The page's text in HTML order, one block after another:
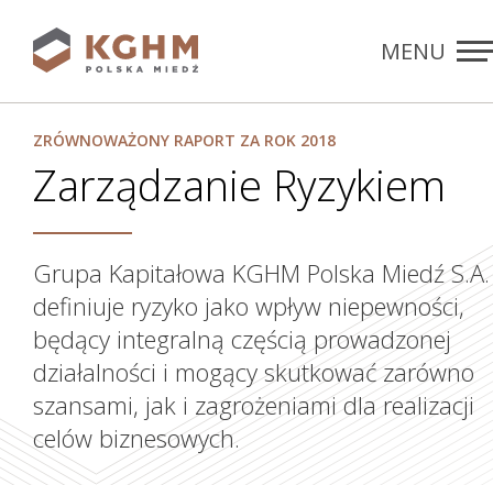
Rozdziały MENU
ZRÓWNOWAŻONY RAPORT ZA ROK 2018
Zarządzanie Ryzykiem
Grupa Kapitałowa KGHM Polska Miedź S.A.
definiuje ryzyko jako wpływ niepewności,
będący integralną częścią prowadzonej
działalności i mogący skutkować zarówno
szansami, jak i zagrożeniami dla realizacji
celów biznesowych.